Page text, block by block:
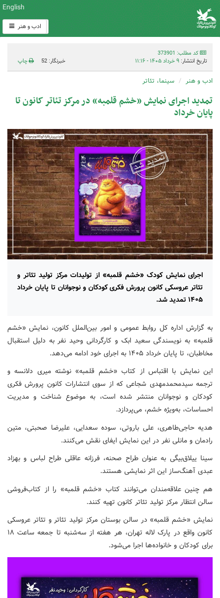
English
ادب و هنر
کد مطلب: 373901
تاریخ انتشار: ۹ خرداد ۱۴۰۵ - ۱۱:۱۶ خبرنگار: 52 چاپ
ادب و هنر سینما، تئاتر
تمدید اجرای نمایش «خشم قلمبه» در مرکز تئاتر کانون تا
پایان خرداد
اجرای نمایش کودک «خشم قلمبه» از تولیدات مرکز تولید تئاتر و
تئاتر عروسکی کانون پرورش فکری کودکان و نوجوانان تا پایان خرداد
۱۴۰۵ تمدید شد.
به گزارش اداره کل روابط عمومی و امور بین‌الملل کانون، نمایش «خشم
قلمبه» به نویسندگی سعید ابک و کارگردانی وحید نفر به دلیل استقبال
مخاطبان، تا پایان خرداد ۱۴۰۵ به اجرای خود ادامه می‌دهد.
این نمایش با اقتباس از کتاب «خشم قلمبه» نوشته میری دلانسه و
ترجمه سیدمحمدمهدی شجاعی که از سوی انتشارات کانون پرورش فکری
کودکان و نوجوانان منتشر شده است، به موضوع شناخت و مدیریت
احساسات، به‌ویژه خشم، می‌پردازد.
هدیه حاجی‌طاهری، علی باروتی، سوده سعدایی، علیرضا صحبتی، متین
رادمان و مانلی نفر در این نمایش ایفای نقش می‌کنند.
سینا ییلاق‌بیگی به عنوان طراح صحنه، فرزانه عاقلی طراح لباس و بهزاد
عبدی آهنگ‌ساز این اثر نمایشی هستند.
هم چنین علاقه‌مندان می‌توانند کتاب «خشم قلمبه» را از کتاب‌فروشی
سالن انتظار مرکز تولید تئاتر کانون تهیه کنند.
نمایش «خشم قلمبه» در سالن بوستان مرکز تولید تئاتر و تئاتر عروسکی
کانون واقع در پارک لاله تهران، هر هفته از سه‌شنبه تا جمعه ساعت ۱۸
برای کودکان و خانواده‌ها اجرا می‌شود.